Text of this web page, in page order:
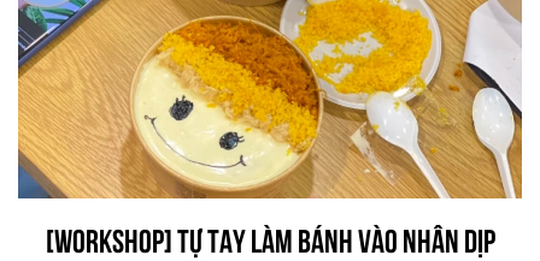
[WORKSHOP] Tự tay làm bánh vào nhân dịp